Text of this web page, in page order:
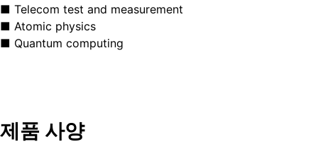
■ Telecom test and measurement
■ Atomic physics
■ Quantum computing
제품 사양